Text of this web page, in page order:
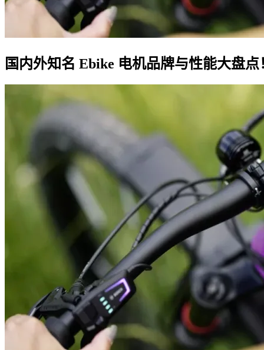
国内外知名 Ebike 电机品牌与性能大盘点